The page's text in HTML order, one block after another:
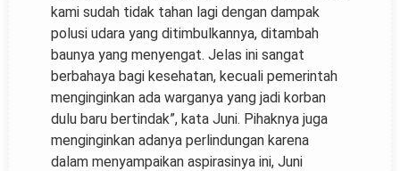
kami sudah tidak tahan lagi dengan dampak
polusi udara yang ditimbulkannya, ditambah
baunya yang menyengat. Jelas ini sangat
berbahaya bagi kesehatan, kecuali pemerintah
menginginkan ada warganya yang jadi korban
dulu baru bertindak”, kata Juni. Pihaknya juga
menginginkan adanya perlindungan karena
dalam menyampaikan aspirasinya ini, Juni